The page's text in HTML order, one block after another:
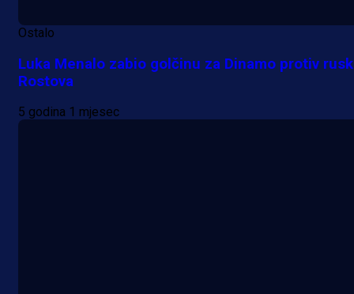
Ostalo
Luka Menalo zabio golčinu za Dinamo protiv
Rostova
5 godina 1 mjesec